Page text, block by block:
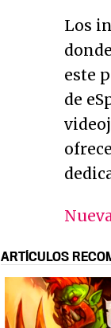
Los
este
de
ARTÍCULOS